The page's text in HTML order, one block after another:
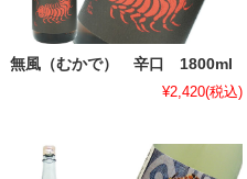
無風（むかで） 辛口 1800ml
¥2,420(税込)